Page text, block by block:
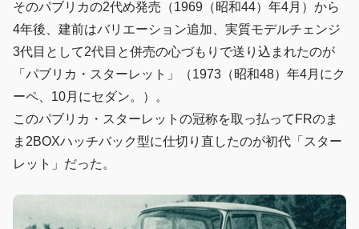
そのパブリカの2代め発売（1969（昭和44）年4月）から
4年後、建前はバリエーション追加、実質モデルチェンジ
3代目として2代目と併売の心づもりで送り込まれたのが
「パブリカ・スターレット」（1973（昭和48）年4月にク
ーペ、10月にセダン。）。
このパブリカ・スターレットの冠称を取っ払ってFRのま
ま2BOXハッチバック型に仕切り直したのが初代「スター
レット」だった。